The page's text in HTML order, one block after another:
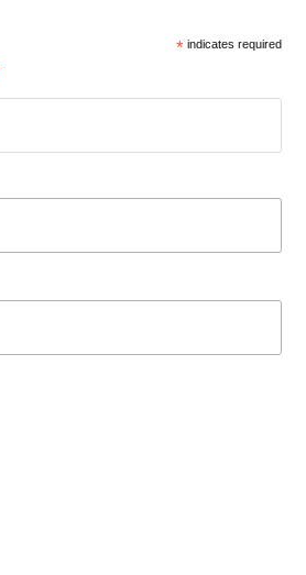
* indicates required